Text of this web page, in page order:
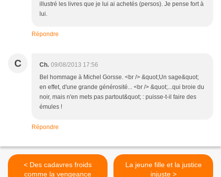
illustré les livres que je lui ai achetés (persos). Je pense fort à
lui.
Répondre
C Ch. 09/08/2013 17:56
Bel hommage à Michel Gorsse. <br /> &quot;Un sage&quot;
en effet, d'une grande générosité... <br /> &quot;...qui broie du
noir, mais n'en mets pas partout&quot; : puisse-t-il faire des
émules !
Répondre
< Des cadavres froids
comme la vengeance
La jeune fille et la justice
injuste >